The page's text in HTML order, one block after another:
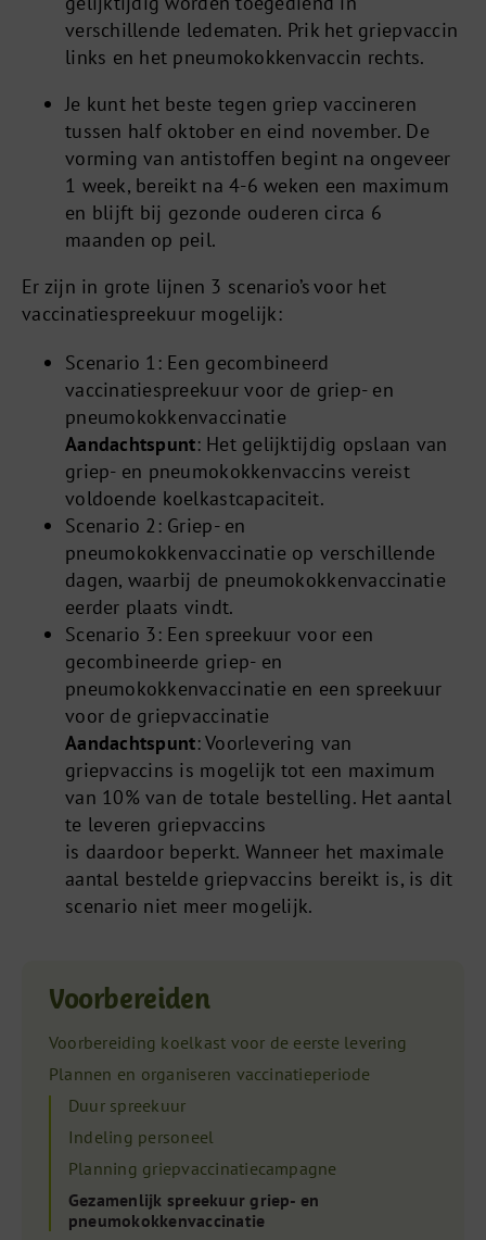
verschillende ledematen. Prik het griepvaccin
links en het pneumokokkenvaccin rechts.
Je kunt het beste tegen griep vaccineren
tussen half oktober en eind november. De
vorming van antistoffen begint na ongeveer
1 week, bereikt na 4-6 weken een maximum
en blijft bij gezonde ouderen circa 6
maanden op peil.
Er zijn in grote lijnen 3 scenario’s voor het
vaccinatiespreekuur mogelijk:
Scenario 1: Een gecombineerd
vaccinatiespreekuur voor de griep- en
pneumokokkenvaccinatie
Aandachtspunt: Het gelijktijdig opslaan van
griep- en pneumokokkenvaccins vereist
voldoende koelkastcapaciteit.
Scenario 2: Griep- en
pneumokokkenvaccinatie op verschillende
dagen, waarbij de pneumokokkenvaccinatie
eerder plaats vindt.
Scenario 3: Een spreekuur voor een
gecombineerde griep- en
pneumokokkenvaccinatie en een spreekuur
voor de griepvaccinatie
Aandachtspunt: Voorlevering van
griepvaccins is mogelijk tot een maximum
van 10% van de totale bestelling. Het aantal
te leveren griepvaccins
is daardoor beperkt. Wanneer het maximale
aantal bestelde griepvaccins bereikt is, is dit
scenario niet meer mogelijk.
Voorbereiden
Voorbereiding koelkast voor de eerste levering
Plannen en organiseren vaccinatieperiode
Duur spreekuur
Indeling personeel
Planning griepvaccinatiecampagne
Gezamenlijk spreekuur griep- en
pneumokokkenvaccinatie